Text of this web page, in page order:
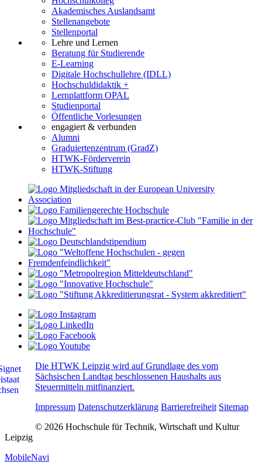
Akademisches Auslandsamt
Stellenangebote
Stellenportal
Lehre und Lernen
Beratung für Studierende
E-Learning
Digitale Hochschullehre (IDLL)
Hochschuldidaktik +
Lernplattform OPAL
Studienportal
Öffentliche Vorlesungen
engagiert & verbunden
Alumni
Graduiertenzentrum (GradZ)
HTWK-Förderverein
HTWK-Stiftung
Die HTWK Leipzig wird auf Grundlage des vom
Sächsischen Landtag beschlossenen Haushalts aus
Steuermitteln mitfinanziert.
Impressum Datenschutzerklärung Barrierefreiheit Sitemap
© 2026 Hochschule für Technik, Wirtschaft und Kultur
Leipzig
MobileNavi